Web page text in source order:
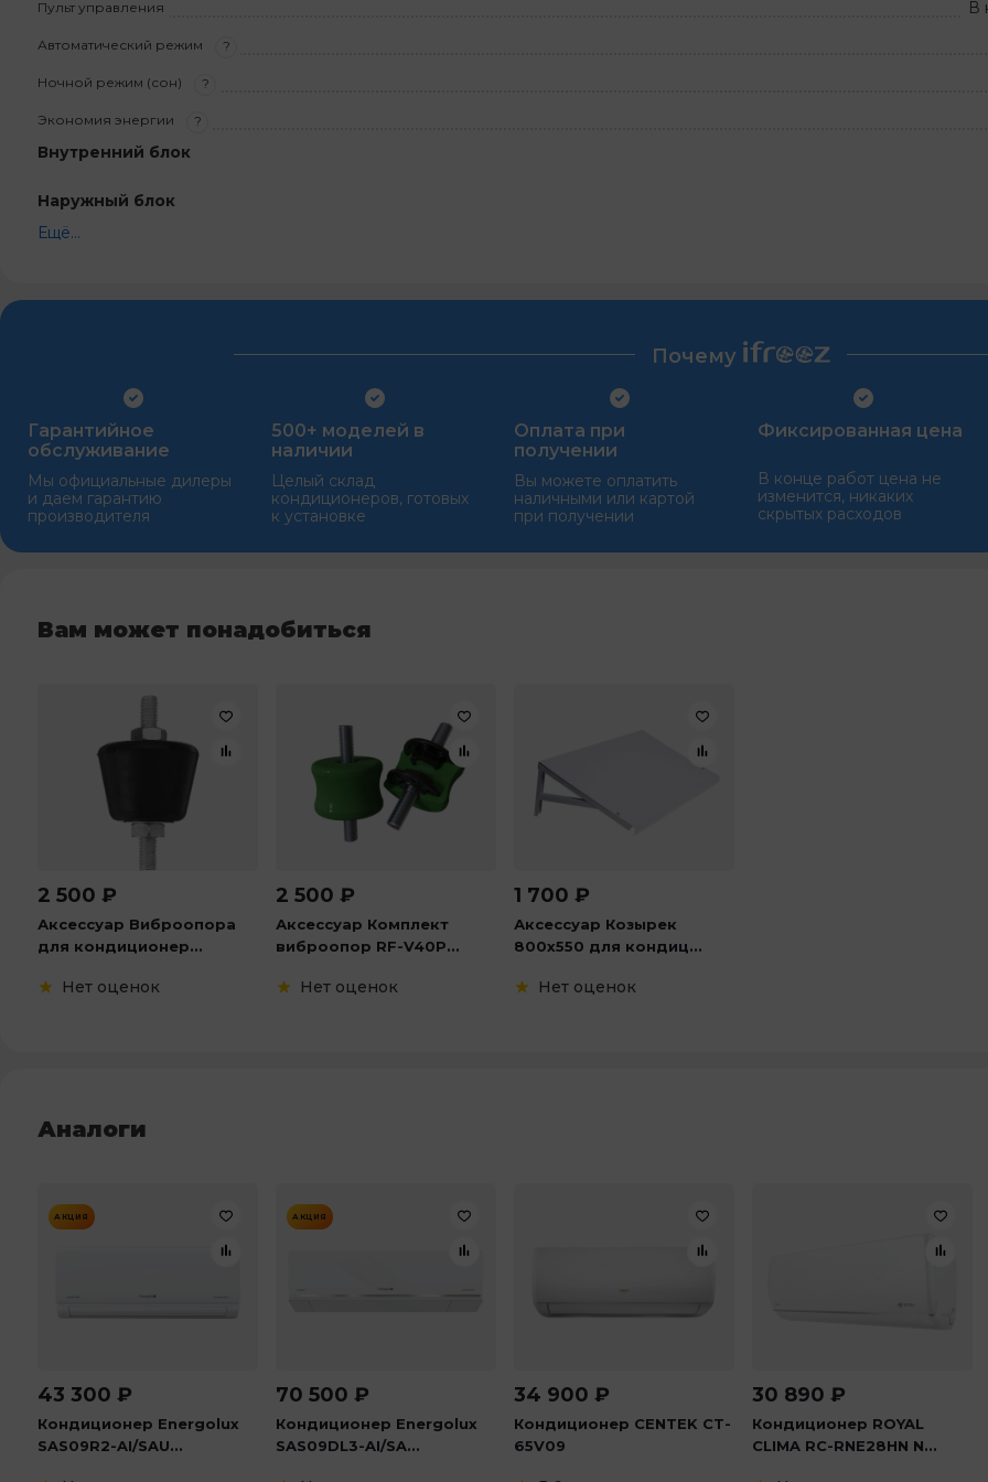
Пульт управления В
Автоматический режим ?
Ночной режим (сон) ?
Экономия энергии ?
Внутренний блок
Наружный блок
Ещё...
Почему
Гарантийное
обслуживание
Мы официальные дилеры
и даем гарантию
производителя
500+ моделей в
наличии
Целый склад
кондиционеров, готовых
к установке
Оплата при
получении
Вы можете оплатить
наличными или картой
при получении
Фиксированная цена
В конце работ цена не
изменится, никаких
скрытых расходов
Вам может понадобиться
2 500 ₽
Аксессуар Виброопора
для кондиционер...
Нет оценок
2 500 ₽
Аксессуар Комплект
виброопор RF-V40P...
Нет оценок
1 700 ₽
Аксессуар Козырек
800х550 для кондиц...
Нет оценок
Аналоги
АКЦИЯ
43 300 ₽
Кондиционер Energolux
SAS09R2-AI/SAU...
АКЦИЯ
70 500 ₽
Кондиционер Energolux
SAS09DL3-AI/SA...
34 900 ₽
Кондиционер CENTEK CT-
65V09
30 890 ₽
Кондиционер ROYAL
CLIMA RC-RNE28HN N...